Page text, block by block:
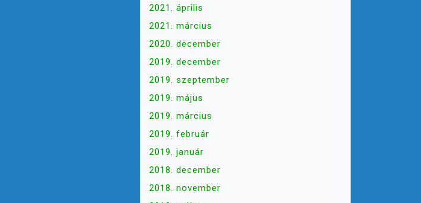
2021. április
2021. március
2020. december
2019. december
2019. szeptember
2019. május
2019. március
2019. február
2019. január
2018. december
2018. november